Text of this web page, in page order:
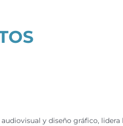
y diseño gráfico,